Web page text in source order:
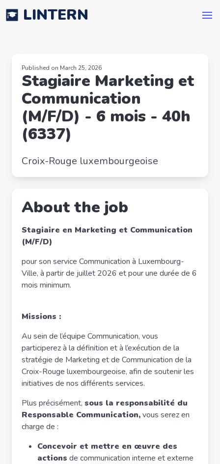
LINTERN
Published on March 25, 2026
Stagiaire Marketing et
Communication
(M/F/D) - 6 mois - 40h
(6337)
Croix-Rouge luxembourgeoise
About the job
Stagiaire en Marketing et Communication
(M/F/D)
pour son service Communication à Luxembourg-
Ville, à partir de juillet 2026 et pour une durée de 6
mois minimum.
Missions :
Au sein de l’équipe Communication, vous
participerez à la définition et à l’exécution de la
stratégie de Marketing et de Communication de la
Croix-Rouge luxembourgeoise, afin de soutenir les
initiatives de nos différents services.
Plus précisément, sous la responsabilité du
Responsable Communication,vous serez en
charge de :
Concevoir et mettre en œuvre des
actions de communication interne et externe